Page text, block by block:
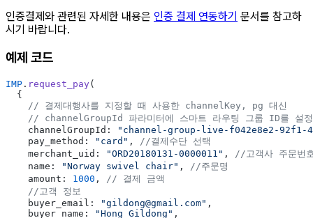
인증결제와 관련된 자세한 내용은 인증 결제 연동하기 문서를 참고하
시기 바랍니다.
예제 코드
IMP . request_pay(
  {
    // 결제대행사를 지정할 때 사용한 channelKey, pg 대신
// channelGroupId 파라미터에 스마트 라우팅 그룹 ID를 설
    channelGroupId:
"channel-group-live-f042e8e2-92f1-
    pay_method:
"card" ,
//결제수단 선택
    merchant_uid:
"ORD20180131-0000011" ,
//고객사 주문번
    name:
"Norway swivel chair" ,
//주문명
    amount:
1000 ,
// 결제 금액
    //고객 정보
    buyer_email:
"gildong@gmail.com" ,
    buyer_name:
"Hong Gildong" ,